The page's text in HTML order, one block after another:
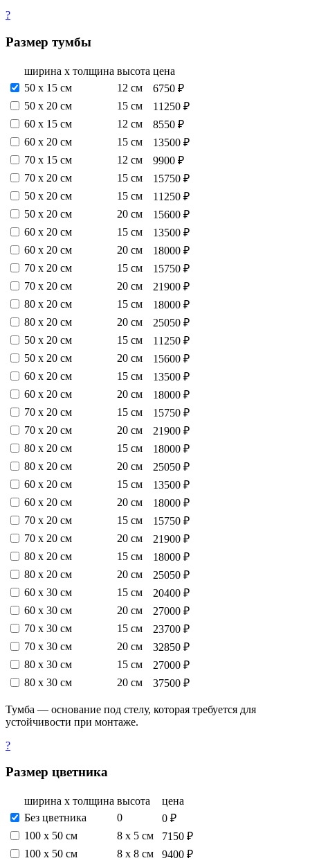
?
Размер тумбы
ширина х толщина высота цена
50 х 15 см
12 см
6750 ₽
50 х 20 см
15 см
11250 ₽
60 х 15 см
12 см
8550 ₽
60 х 20 см
15 см
13500 ₽
70 х 15 см
12 см
9900 ₽
70 х 20 см
15 см
15750 ₽
50 х 20 см
15 см
11250 ₽
50 х 20 см
20 см
15600 ₽
60 х 20 см
15 см
13500 ₽
60 х 20 см
20 см
18000 ₽
70 х 20 см
15 см
15750 ₽
70 х 20 см
20 см
21900 ₽
80 х 20 см
15 см
18000 ₽
80 х 20 см
20 см
25050 ₽
50 х 20 см
15 см
11250 ₽
50 х 20 см
20 см
15600 ₽
60 х 20 см
15 см
13500 ₽
60 х 20 см
20 см
18000 ₽
70 х 20 см
15 см
15750 ₽
70 х 20 см
20 см
21900 ₽
80 х 20 см
15 см
18000 ₽
80 х 20 см
20 см
25050 ₽
60 х 20 см
15 см
13500 ₽
60 х 20 см
20 см
18000 ₽
70 х 20 см
15 см
15750 ₽
70 х 20 см
20 см
21900 ₽
80 х 20 см
15 см
18000 ₽
80 х 20 см
20 см
25050 ₽
60 х 30 см
15 см
20400 ₽
60 х 30 см
20 см
27000 ₽
70 х 30 см
15 см
23700 ₽
70 х 30 см
20 см
32850 ₽
80 х 30 см
15 см
27000 ₽
80 х 30 см
20 см 37500 ₽
Тумба — основание под стелу, которая требуется для
устойчивости при монтаже.
?
Размер цветника
ширина х толщина высота
цена
Без цветника
0
0 ₽
100 х 50 см
8 х 5 см
7150 ₽
100 х 50 см
8 х 8 см
9400 ₽